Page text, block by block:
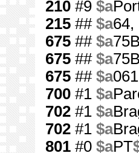
210#9 $a
215## $a64,
675## $a
675## $a
675## $a
700#1 $a
702#1 $a
702#1 $a
801#0 $aPT